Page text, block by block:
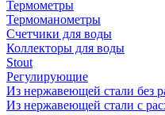
Термометры
Термоманометры
Счетчики для воды
Коллекторы для воды
Stout
Регулирующие
Из нержавеющей стали без
Из нержавеющей стали с